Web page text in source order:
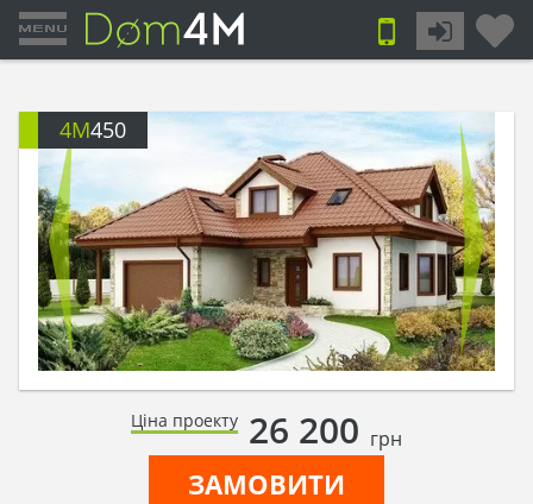
4M450
Ціна проекту 26 200 грн
ЗАМОВИТИ